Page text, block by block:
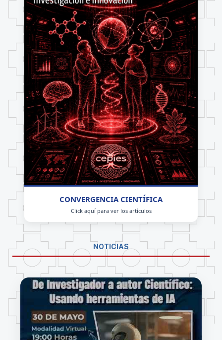
CONVERGENCIA CIENTÍFICA
Click aquí para ver los artículos
NOTICIAS